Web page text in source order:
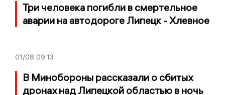
Три человека погибли в смертельное
аварии на автодороге Липецк - Хлевное
01/08 09:13
В Минобороны рассказали о сбитых
дронах над Липецкой областью в ночь